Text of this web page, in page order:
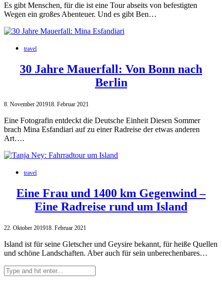
Es gibt Menschen, für die ist eine Tour abseits von befestigten
Wegen ein großes Abenteuer. Und es gibt Ben…
travel
30 Jahre Mauerfall: Von Bonn nach
Berlin
8. November 201918. Februar 2021
Eine Fotografin entdeckt die Deutsche Einheit Diesen Sommer
brach Mina Esfandiari auf zu einer Radreise der etwas anderen
Art….
travel
Eine Frau und 1400 km Gegenwind –
Eine Radreise rund um Island
22. Oktober 201918. Februar 2021
Island ist für seine Gletscher und Geysire bekannt, für heiße Quellen
und schöne Landschaften. Aber auch für sein unberechenbares…